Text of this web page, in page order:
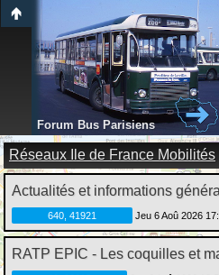
Forum Bus Parisiens
Réseaux Ile de France Mobilités
Actualités et informations
640, 41921 Jeu 6 Aoû 2026
RATP EPIC - Les coquilles et